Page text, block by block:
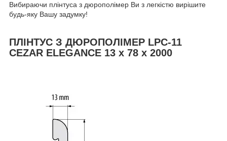
Вибираючи плінтуса з дюрополімер Ви з легкістю вирішите
будь-яку Вашу задумку!
ПЛІНТУС З ДЮРОПОЛІМЕР LPC-11
CEZAR ELEGANCE 13 х 78 х 2000